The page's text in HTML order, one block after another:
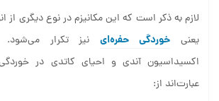
لازم به ذکر است که این مکانیزم در نوع دیگری
یعنی خوردگی حفره‌اینیز تکرار می‌شود.
اکسیداسیون آندی و احیای کاتدی در
عبارت‌اند از: